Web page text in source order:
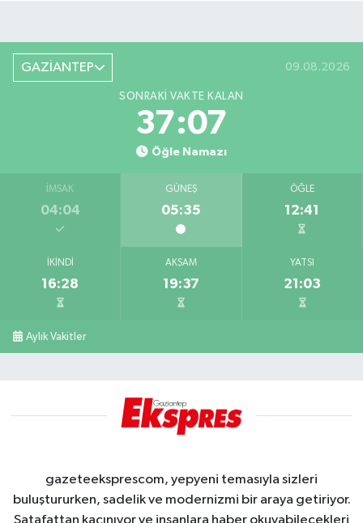
GAZİANTEP 09.08.2026
SONRAKI VAKTE KALAN
37:07
Öğle Namazı
İMSAK
04:04
GÜNEŞ
05:35
ÖĞLE
12:41
İKINDI
16:28
AKŞAM
19:37
YATSI
21:03
Aylık Vakitler
gazeteeksprescom, yepyeni temasıyla sizleri
buluştururken, sadelik ve modernizmi bir araya getiriyor.
Şatafattan kaçınıyor ve insanlara haber okuyabilecekleri